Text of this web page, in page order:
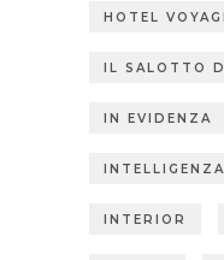
HOTEL
IL SALOTTO
IN EVIDENZA
INTERIOR